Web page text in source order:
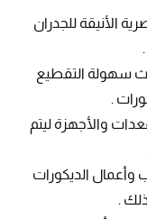
الأنيقة للجدران
سهولة التقطيع
.
والأجهزة ليتم
الديكورات
.